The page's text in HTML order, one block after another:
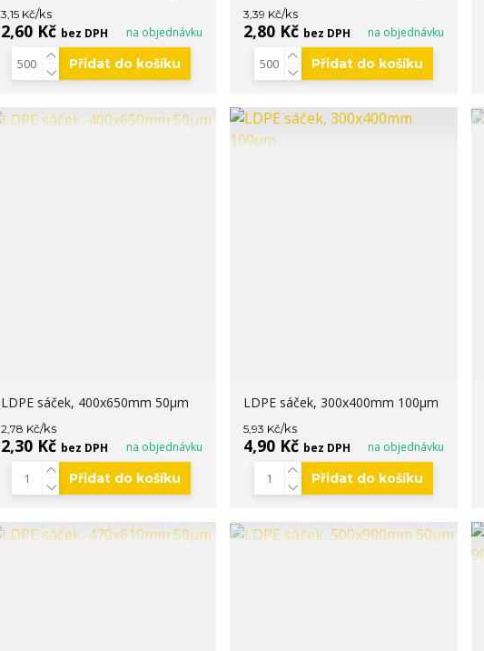
3,15 Kč/ks
2,60 Kč bez DPH na objednávku
Přidat do košíku
3,39 Kč/ks
2,80 Kč bez DPH na objednávku
Přidat do košíku
LDPE sáček, 400x650mm 50µm
2,78 Kč/ks
2,30 Kč bez DPH na objednávku
Přidat do košíku
LDPE sáček, 300x400mm 100µm
5,93 Kč/ks
4,90 Kč bez DPH na objednávku
Přidat do košíku